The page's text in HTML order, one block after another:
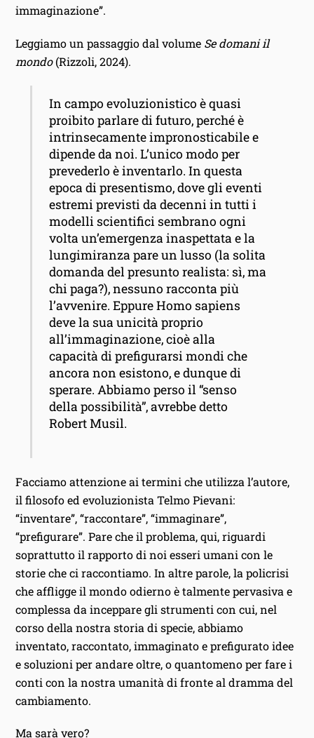
immaginazione”.
Leggiamo un passaggio dal volume Se domani il
mondo(Rizzoli, 2024).
In campo evoluzionistico è quasi
proibito parlare di futuro, perché è
intrinsecamente impronosticabile e
dipende da noi. L’unico modo per
prevederlo è inventarlo. In questa
epoca di presentismo, dove gli eventi
estremi previsti da decenni in tutti i
modelli scientifici sembrano ogni
volta un’emergenza inaspettata e la
lungimiranza pare un lusso (la solita
domanda del presunto realista: sì, ma
chi paga?), nessuno racconta più
l’avvenire. Eppure Homo sapiens
deve la sua unicità proprio
all’immaginazione, cioè alla
capacità di prefigurarsi mondi che
ancora non esistono, e dunque di
sperare. Abbiamo perso il “senso
della possibilità”, avrebbe detto
Robert Musil.
Facciamo attenzione ai termini che utilizza l’autore,
il filosofo ed evoluzionista Telmo Pievani:
“inventare”, “raccontare”, “immaginare”,
“prefigurare”. Pare che il problema, qui, riguardi
soprattutto il rapporto di noi esseri umani con le
storie che ci raccontiamo. In altre parole, la policrisi
che affligge il mondo odierno è talmente pervasiva e
complessa da inceppare gli strumenti con cui, nel
corso della nostra storia di specie, abbiamo
inventato, raccontato, immaginato e prefigurato idee
e soluzioni per andare oltre, o quantomeno per fare i
conti con la nostra umanità di fronte al dramma del
cambiamento.
Ma sarà vero?